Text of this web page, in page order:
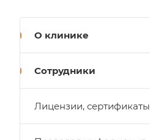
О клинике
Сотрудники
Лицензии, сертификаты